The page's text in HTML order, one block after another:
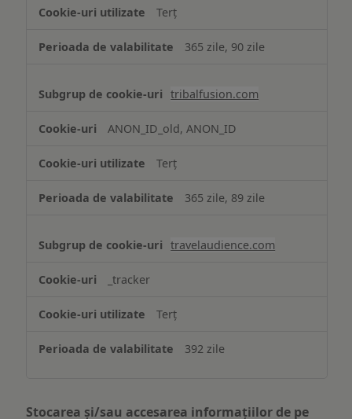
Terț
365 zile, 90 zile
tribalfusion.com
ANON_ID_old, ANON_ID
Terț
365 zile, 89 zile
travelaudience.com
_tracker
Terț
392 zile
Stocarea și/sau accesarea informațiilor de pe